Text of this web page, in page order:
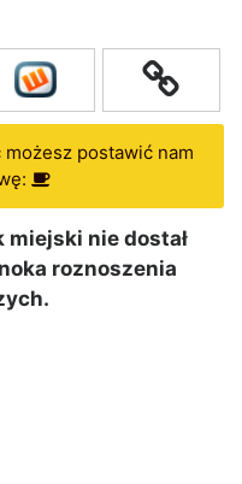
możesz postawić nam
miejski nie dostał
roznoszenia